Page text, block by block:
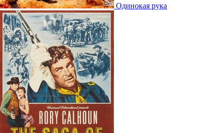
Одинокая рука